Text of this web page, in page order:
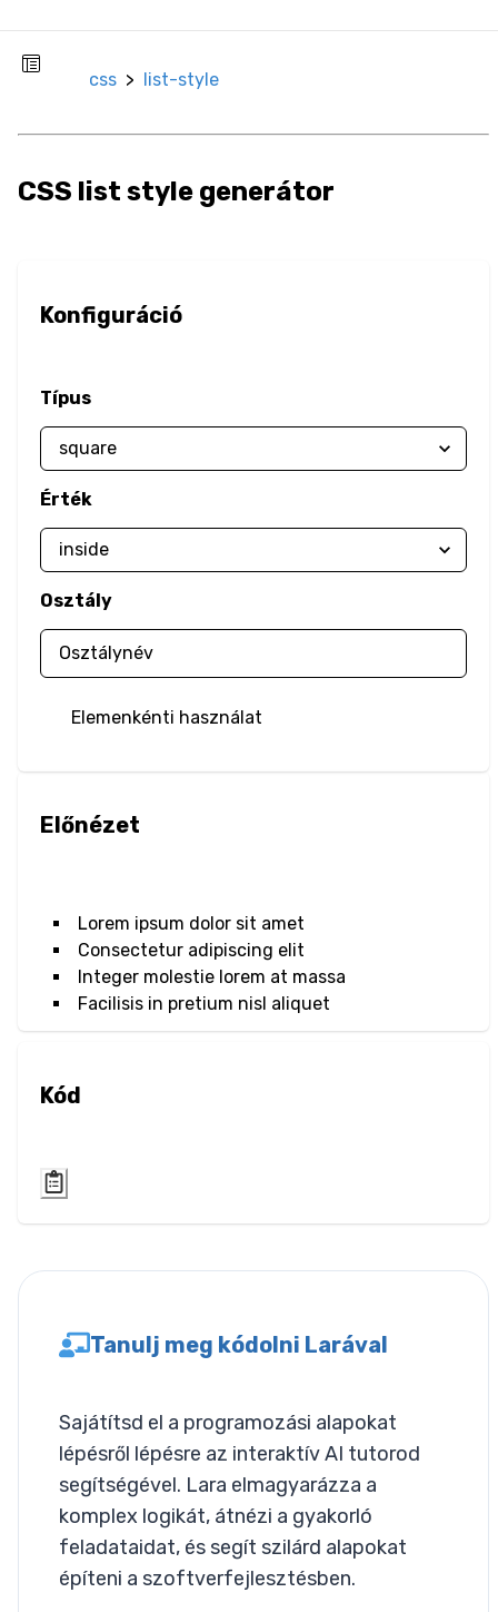
Box Shadow
Outline
Color
Text Color
Filter
Blur
Brightness
Contrast
Drop Shadow
Grayscale
Hue Rotate
Saturate
Sepia
Layout
Columns
Visibility
Miscallaneous
Font Size
Letter Spacing
Overflow Wrap
css > list-style
CSS list style generátor
Konfiguráció
Típus
Érték
Osztály
Elemenkénti használat
Előnézet
Lorem ipsum dolor sit amet
Consectetur adipiscing elit
Integer molestie lorem at massa
Facilisis in pretium nisl aliquet
Kód
Tanulj meg kódolni Larával
Sajátítsd el a programozási alapokat
lépésről lépésre az interaktív AI tutorod
segítségével. Lara elmagyarázza a
komplex logikát, átnézi a gyakorló
feladataidat, és segít szilárd alapokat
építeni a szoftverfejlesztésben.